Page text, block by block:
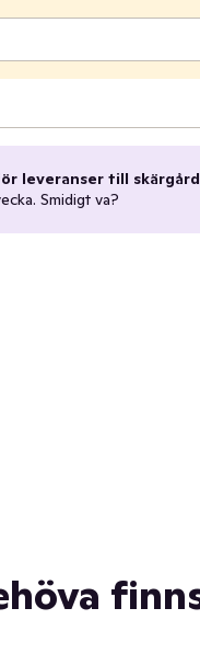
leveranser till
Smidigt va?